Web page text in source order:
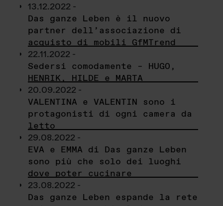
13.12.2022 -
Das ganze Leben è il nuovo
partner dell’associazione di
acquisto di mobili GfMTrend
22.11.2022 -
Sedersi comodamente – HUGO,
HENRIK, HILDE e MARTA
20.09.2022 -
VALENTINA e VALENTIN sono i
protagonisti di ogni camera da
letto
29.08.2022 -
EVA e EMMA di Das ganze Leben
sono più che solo dei luoghi
dove poter cucinare
23.08.2022 -
Das ganze Leben espande la rete